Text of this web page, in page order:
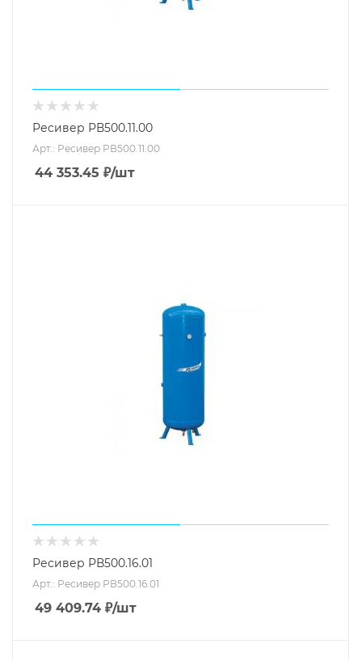
Ресивер РВ500.11.00
Арт.: Ресивер РВ500.11.00
44 353.45 ₽/шт
Ресивер РВ500.16.01
Арт.: Ресивер РВ500.16.01
49 409.74 ₽/шт